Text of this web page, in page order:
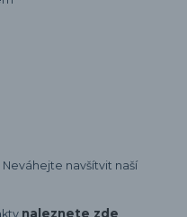
navšítvit naší
naleznete zde